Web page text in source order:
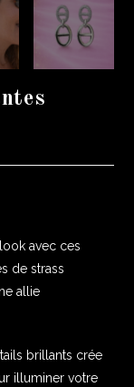
avec ces
de strass
allie
brillants crée
illuminer votre